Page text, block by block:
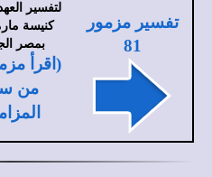
تفسير مزمور
81
لتفسير
كنيسة
بمصر
من